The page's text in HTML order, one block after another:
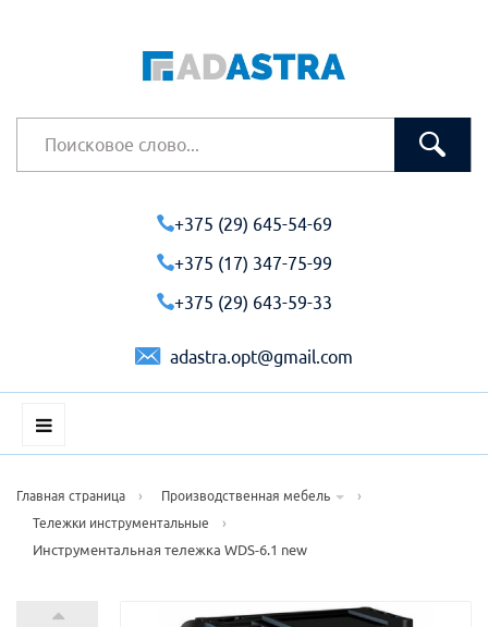
+375 (29) 645-54-69
+375 (17) 347-75-99
+375 (29) 643-59-33
adastra.opt@gmail.com
Главная страница › Производственная мебель ›
Тележки инструментальные
›
Инструментальная тележка WDS-6.1 new